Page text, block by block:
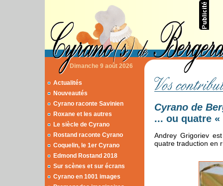
Dimanche 9 août 2026
Actualités
Nouveautés
Cyrano raconte Savinien
Roxane et les autres
Le siècle de Cyrano
Rostand raconte Cyrano
Coquelin, le 1er Cyrano
Edmond Rostand 2018
Sur scènes et sur écrans
Cyrano en 1001 images
Cyrano de
... ou quatre
Andrey Grigoriev
quatre traduction en